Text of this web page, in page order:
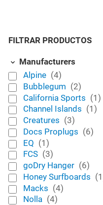
FILTRAR PRODUCTOS
Manufacturers
Alpine (4)
Bubblegum (2)
California Sports (1)
Channel Islands (1)
Creatures (3)
Docs Proplugs (6)
EQ (1)
FCS (3)
goDry Hanger (6)
Honey Surfboards
Macks (4)
Nolla (4)